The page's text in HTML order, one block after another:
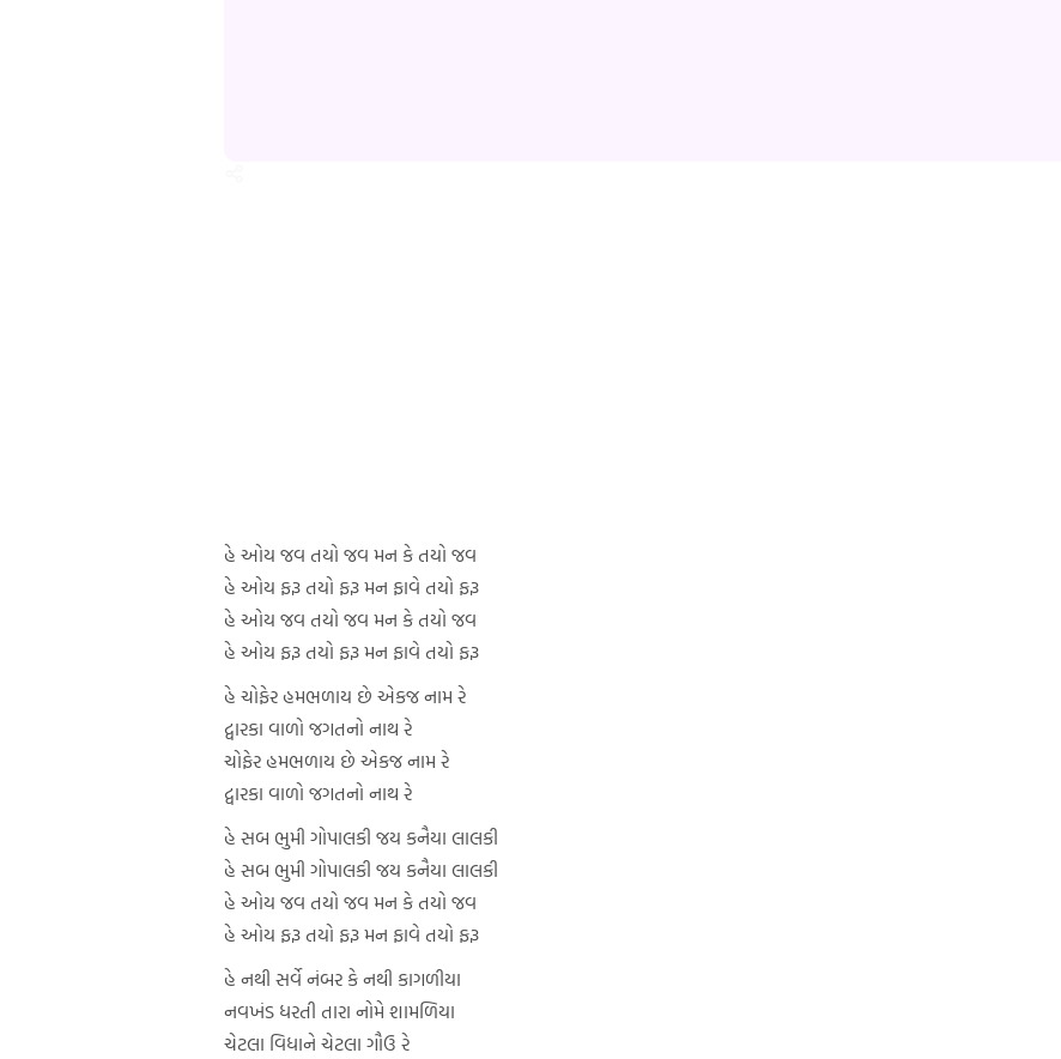
હે ઓય જવ તયો જવ મન કે તયો જવ
હે ઓય ફરૂ તયો ફરૂ મન ફાવે તયો ફરૂ
હે ઓય જવ તયો જવ મન કે તયો જવ
હે ઓય ફરૂ તયો ફરૂ મન ફાવે તયો ફરૂ
હે ચોફેર હમભળાય છે એકજ નામ રે
દ્વારકા વાળો જગતનો નાથ રે
ચોફેર હમભળાય છે એકજ નામ રે
દ્વારકા વાળો જગતનો નાથ રે
હે સબ ભુમી ગોપાલકી જય કનૈયા લાલકી
હે સબ ભુમી ગોપાલકી જય કનૈયા લાલકી
હે ઓય જવ તયો જવ મન કે તયો જવ
હે ઓય ફરૂ તયો ફરૂ મન ફાવે તયો ફરૂ
હે નથી સર્વે નંબર કે નથી કાગળીયા
નવખંડ ધરતી તારા નોમે શામળિયા
ચેટલા વિધાને ચેટલા ગૌઉ રે